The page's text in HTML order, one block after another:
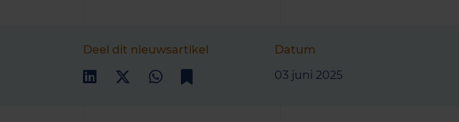
Deel dit nieuwsartikel
Datum
03 juni 2025